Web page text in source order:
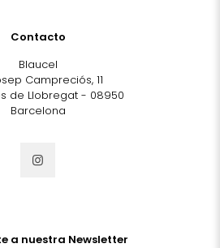
Contacto
Blaucel
Campreciós, 11
de Llobregat - 08950
Barcelona
a nuestra Newsletter